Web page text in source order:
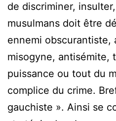
de discriminer,
musulmans doit être
ennemi obscurantiste,
misogyne, antisémite,
puissance ou tout du
complice du crime.
gauchiste ». Ainsi se